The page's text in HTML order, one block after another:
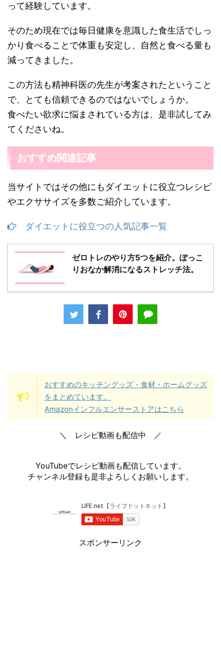
って経験しています。
そのため現在では毎日健康を意識した食生活でしっ
かり食べることで体重も安定し、自然と食べる量も
減ってきました。
この方法も精神科医の先生が考案されたということ
で、とても信頼できるのではないでしょうか。
食べたい欲求に悩まされている方は、是非試してみ
てくださいね。
おすすめ関連記事
当サイトではその他にもダイエットに役立つレシピ
やエクササイズを多数ご紹介しています。
ダイエットに役立つの人気記事一覧
ゼロトレのやり方5つを紹介。ぽっこ
りおなか解消になるストレッチ法。
おすすめのキッチングッズ・食材・ホームグッズ
をまとめています。
Amazonインフルエンサーストアはこちら
＼ レシピ動画も配信中 ／
YouTubeでレシピ動画も配信しています。
チャンネル登録も是非よろしくお願いします。
スポンサーリンク